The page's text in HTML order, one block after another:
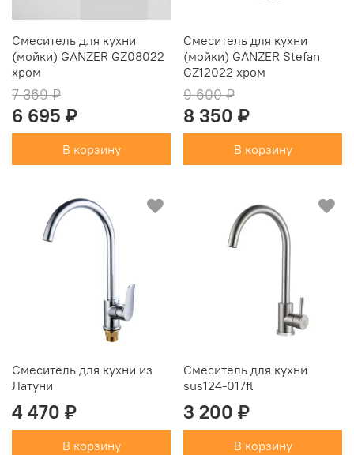
Смеситель для кухни
(мойки) GANZER GZ08022
хром
7 369 ₽
6 695 ₽
В корзину
Смеситель для кухни
(мойки) GANZER Stefan
GZ12022 хром
9 600 ₽
8 350 ₽
В корзину
Смеситель для кухни из
Латуни
4 470 ₽
В корзину
Смеситель для кухни
sus124-017fl
3 200 ₽
В корзину